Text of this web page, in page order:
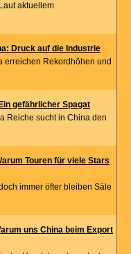
aktuellem
Druck auf die Industrie
erreichen Rekordhöhen und
gefährlicher Spagat
Reiche sucht in China den
Touren für viele Stars
immer öfter bleiben Säle
uns China beim Export